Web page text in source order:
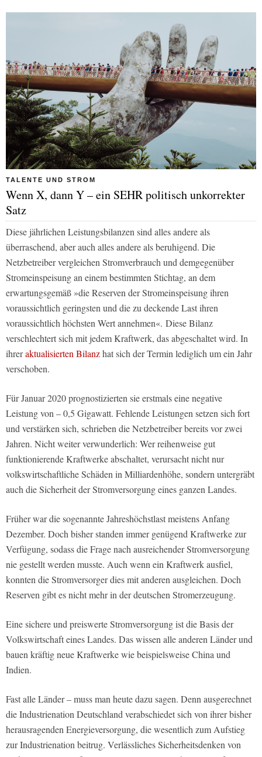
TALENTE UND STROM
Wenn X, dann Y – ein SEHR politisch unkorrekter
Satz
Diese jährlichen Leistungsbilanzen sind alles andere als
überraschend, aber auch alles andere als beruhigend. Die
Netzbetreiber vergleichen Stromverbrauch und demgegenüber
Stromeinspeisung an einem bestimmten Stichtag, an dem
erwartungsgemäß »die Reserven der Stromeinspeisung ihren
voraussichtlich geringsten und die zu deckende Last ihren
voraussichtlich höchsten Wert annehmen«. Diese Bilanz
verschlechtert sich mit jedem Kraftwerk, das abgeschaltet wird. In
ihreraktualisierten Bilanzhat sich der Termin lediglich um ein Jahr
verschoben.
Für Januar 2020 prognostizierten sie erstmals eine negative
Leistung von – 0,5 Gigawatt. Fehlende Leistungen setzen sich fort
und verstärken sich, schrieben die Netzbetreiber bereits vor zwei
Jahren. Nicht weiter verwunderlich: Wer reihenweise gut
funktionierende Kraftwerke abschaltet, verursacht nicht nur
volkswirtschaftliche Schäden in Milliardenhöhe, sondern untergräbt
auch die Sicherheit der Stromversorgung eines ganzen Landes.
Früher war die sogenannte Jahreshöchstlast meistens Anfang
Dezember. Doch bisher standen immer genügend Kraftwerke zur
Verfügung, sodass die Frage nach ausreichender Stromversorgung
nie gestellt werden musste. Auch wenn ein Kraftwerk ausfiel,
konnten die Stromversorger dies mit anderen ausgleichen. Doch
Reserven gibt es nicht mehr in der deutschen Stromerzeugung.
Eine sichere und preiswerte Stromversorgung ist die Basis der
Volkswirtschaft eines Landes. Das wissen alle anderen Länder und
bauen kräftig neue Kraftwerke wie beispielsweise China und
Indien.
Fast alle Länder – muss man heute dazu sagen. Denn ausgerechnet
die Industrienation Deutschland verabschiedet sich von ihrer bisher
herausragenden Energieversorgung, die wesentlich zum Aufstieg
zur Industrienation beitrug. Verlässliches Sicherheitsdenken von